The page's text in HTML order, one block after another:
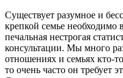
Существует разумное и
крепкой семье необходимо
печальная нестрогая
консультации. Мы много
отношениях и семьях кто-
то очень часто он требует